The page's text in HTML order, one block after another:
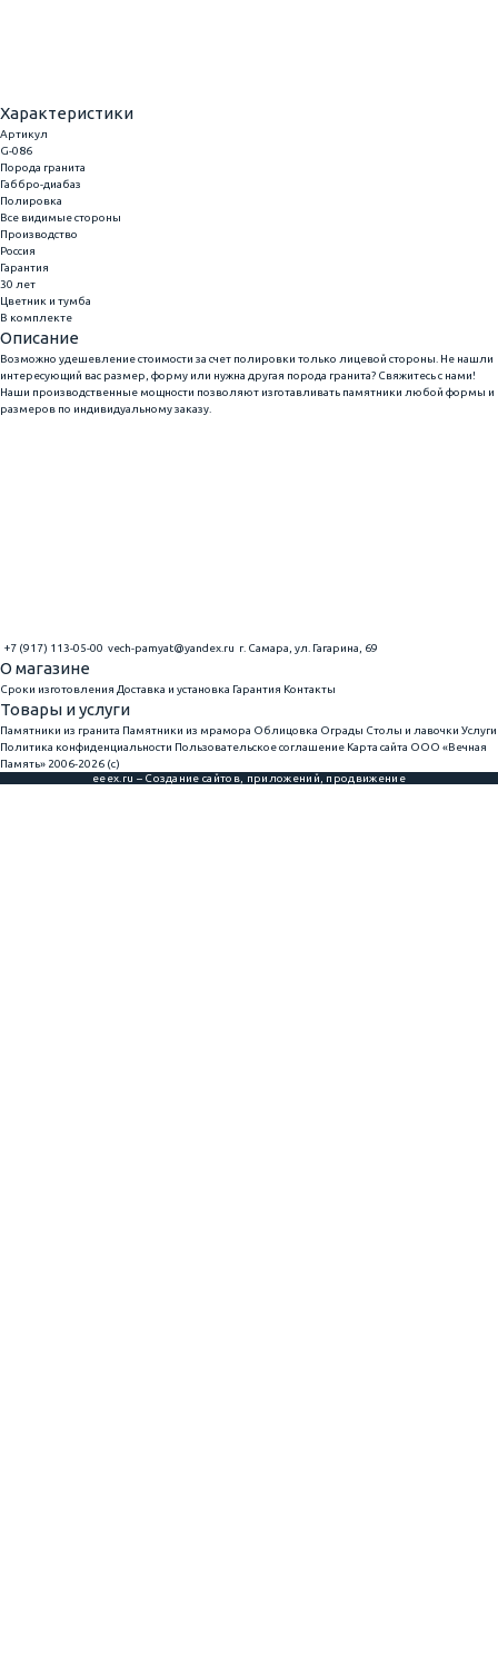
Характеристики
Артикул
G-086
Порода гранита
Габбро-диабаз
Полировка
Все видимые стороны
Производство
Россия
Гарантия
30 лет
Цветник и тумба
В комплекте
Описание
Возможно удешевление стоимости за счет полировки только лицевой стороны. Не нашли
интересующий вас размер, форму или нужна другая порода гранита? Свяжитесь с нами!
Наши производственные мощности позволяют изготавливать памятники любой формы и
размеров по индивидуальному заказу.
+7 (917) 113-05-00 vech-pamyat@yandex.ru г. Самара, ул. Гагарина, 69
О магазине
Сроки изготовления Доставка и установка Гарантия Контакты
Товары и услуги
Памятники из гранита Памятники из мрамора Облицовка Ограды Столы и лавочки Услуги
Политика конфиденциальности Пользовательское соглашение Карта сайта ООО «Вечная
Память» 2006-2026 (с)
eeex.ru – Создание сайтов, приложений, продвижение